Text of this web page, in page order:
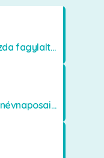
Aranyalma Cukrászda fagylaltos meglepetés
Júliusi születés- és névnaposaink